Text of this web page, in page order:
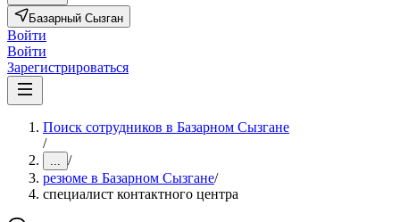
Базарный Сызган
Войти
Войти
Зарегистрироваться
Поиск сотрудников в Базарном Сызгане
/
... /
резюме в Базарном Сызгане/
специалист контактного центра